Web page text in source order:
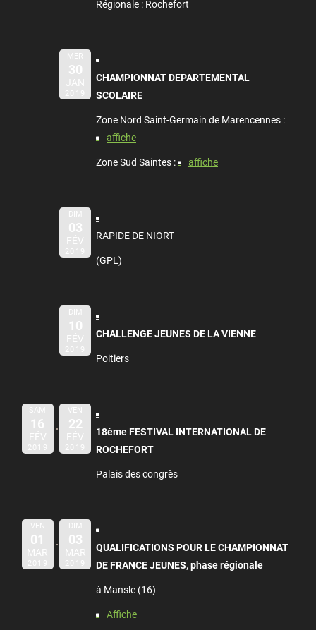
Régionale : Rochefort
MER
30
JAN
2019
CHAMPIONNAT DEPARTEMENTAL
SCOLAIRE
Zone Nord Saint-Germain de Marencennes :
affiche
Zone Sud Saintes : affiche
DIM
03
FÉV
2019
RAPIDE DE NIORT
(GPL)
DIM
10
FÉV
2019
CHALLENGE JEUNES DE LA VIENNE
Poitiers
SAM
16
FÉV
2019
VEN
22
FÉV
2019
18ème FESTIVAL INTERNATIONAL DE
ROCHEFORT
Palais des congrès
VEN
01
MAR
2019
DIM
03
MAR
2019
QUALIFICATIONS POUR LE CHAMPIONNAT
DE FRANCE JEUNES, phase régionale
à Mansle (16)
Affiche